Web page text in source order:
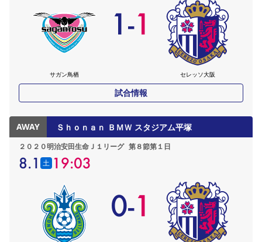
サガン鳥栖
1-1
セレッソ大阪
試合情報
AWAY Ｓｈｏｎａｎ ＢＭＷ スタジアム平塚
２０２０明治安田生命Ｊ１リーグ 第８節第１日
8.1 土 19:03
0-1